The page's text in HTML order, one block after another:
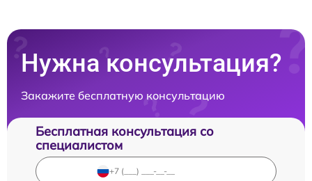
Нужна консультация?
Закажите бесплатную консультацию
Бесплатная консультация со
специалистом